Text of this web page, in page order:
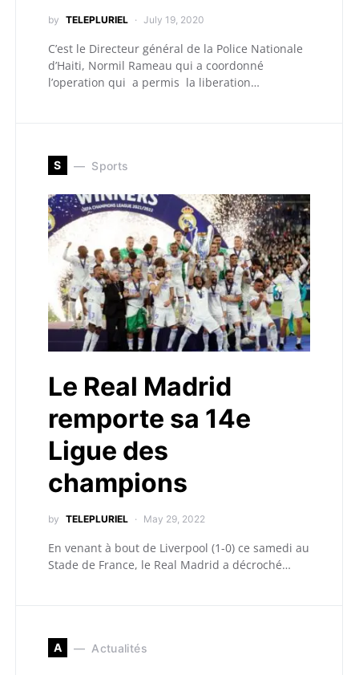
by TELEPLURIEL July 19, 2020
C’est le Directeur général de la Police Nationale
d’Haiti, Normil Rameau qui a coordonné
l’operation qui a permis la liberation…
S Sports
Le Real Madrid
remporte sa 14e
Ligue des
champions
by TELEPLURIEL May 29, 2022
En venant à bout de Liverpool (1-0) ce samedi au
Stade de France, le Real Madrid a décroché…
A Actualités